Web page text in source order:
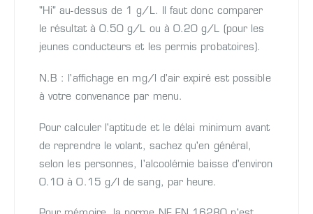
"Hi" au-dessus de 1 g/L. Il faut donc comparer
le résultat à 0.50 g/L ou à 0.20 g/L (pour les
jeunes conducteurs et les permis probatoires).
N.B : l'affichage en mg/l d'air expiré est possible
à votre convenance par menu.
Pour calculer l'aptitude et le délai minimum avant
de reprendre le volant, sachez qu'en général,
selon les personnes, l'alcoolémie baisse d'environ
0.10 à 0.15 g/l de sang, par heure.